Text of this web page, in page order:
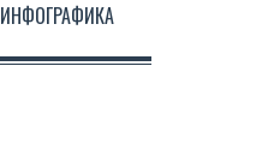
ИНФОГРАФИКА